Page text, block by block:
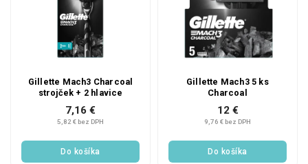
Gillette Mach3 Charcoal
strojček + 2 hlavice
5,82 € bez DPH
7,16 €
Do košíka
Gillette Mach3 5 ks
Charcoal
9,76 € bez DPH
12 €
Do košíka